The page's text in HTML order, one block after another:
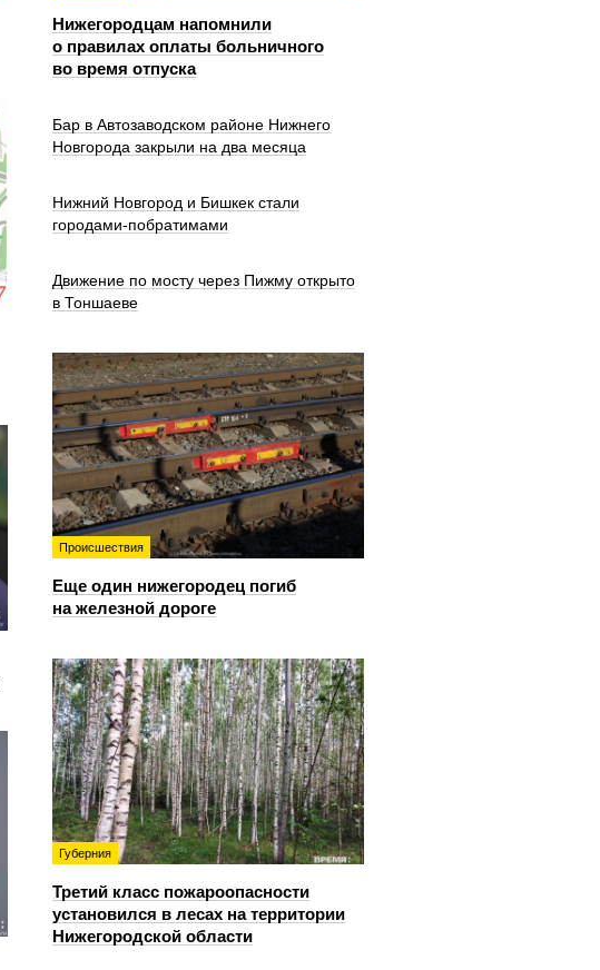
Нижегородцам напомнили
о правилах оплаты больничного
во время отпуска
Бар в Автозаводском районе Нижнего
Новгорода закрыли на два месяца
Нижний Новгород и Бишкек стали
городами-побратимами
Движение по мосту через Пижму открыто
в Тоншаеве
Происшествия
Еще один нижегородец погиб
на железной дороге
Губерния
Третий класс пожароопасности
установился в лесах на территории
Нижегородской области